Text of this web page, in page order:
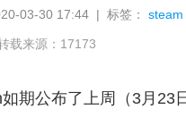
03-30 17:44 | 标签：steam
载来源：17173
期公布了上周（3月23